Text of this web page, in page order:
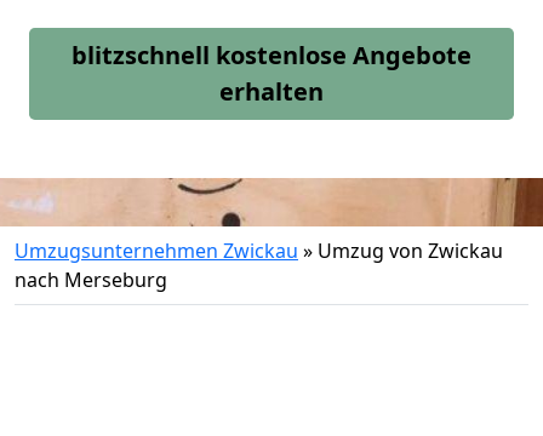
blitzschnell kostenlose Angebote
erhalten
Umzugsunternehmen Zwickau » Umzug von Zwickau
nach Merseburg